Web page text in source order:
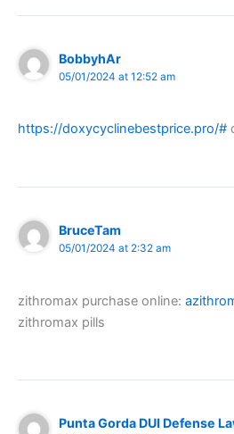
BobbyhAr
05/01/2024 at 12:52 am
https://doxycyclinebestprice.pro/#
BruceTam
05/01/2024 at 2:32 am
zithromax purchase online:
zithromax pills
Punta Gorda DUI Defense